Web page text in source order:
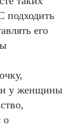
подходить
его
у женщины
о